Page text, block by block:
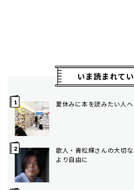
いま読まれて
夏休みに本を読みたい人
歌人・青松輝さんの大切
より自由に